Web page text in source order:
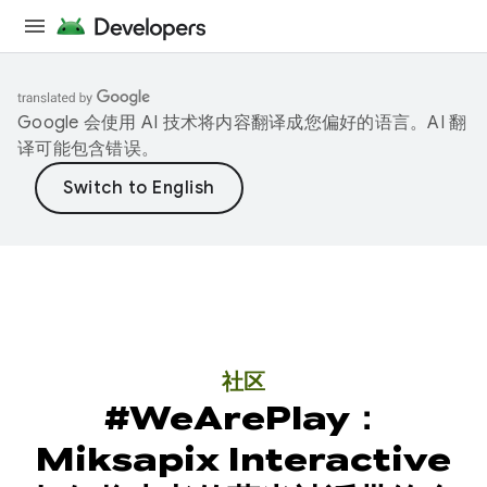
Google 会使用 AI 技术将内容翻译成您偏好的语言。AI 翻
译可能包含错误。
社区
#WeArePlay：
Miksapix Interactive